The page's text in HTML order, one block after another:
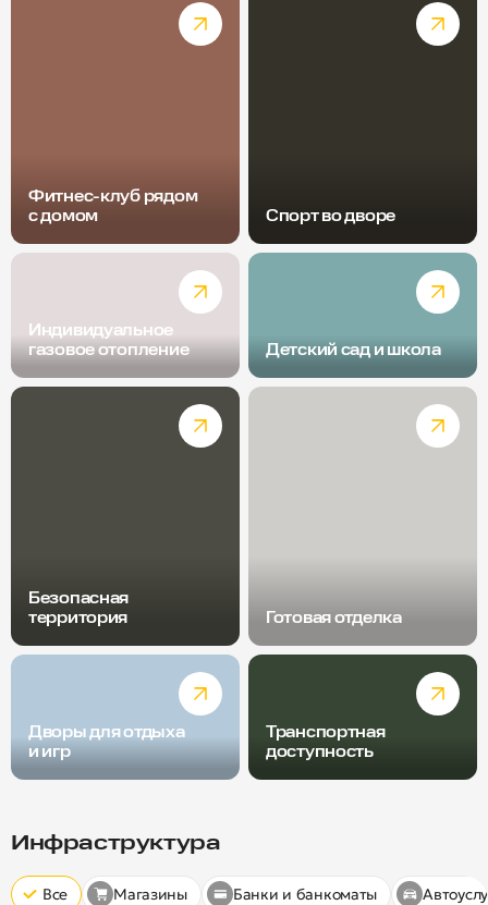
Фитнес-клуб рядом
с домом
Спорт во дворе
Индивидуальное
газовое отопление
Детский сад и школа
Безопасная
территория
Готовая отделка
Дворы для отдыха
и игр
Транспортная
доступность
Инфраструктура
Все Магазины Банки и банкоматы